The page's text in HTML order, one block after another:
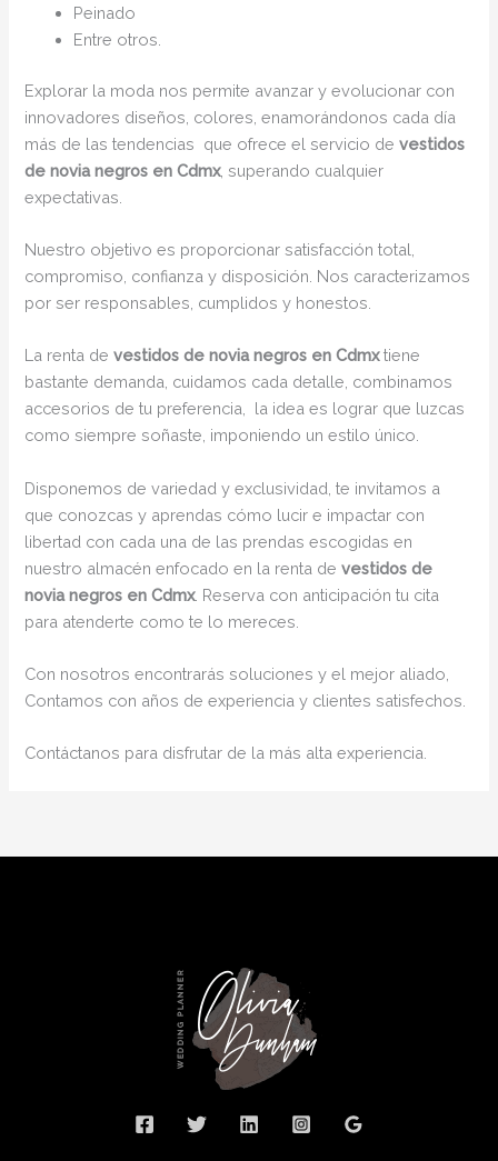
Peinado
Entre otros.
Explorar la moda nos permite avanzar y evolucionar con
innovadores diseños, colores, enamorándonos cada día
más de las tendencias que ofrece el servicio devestidos
de novia negros en Cdmx, superando cualquier
expectativas.
Nuestro objetivo es proporcionar satisfacción total,
compromiso, confianza y disposición. Nos caracterizamos
por ser responsables, cumplidos y honestos.
La renta devestidos de novia negros en Cdmxtiene
bastante demanda, cuidamos cada detalle, combinamos
accesorios de tu preferencia, la idea es lograr que luzcas
como siempre soñaste, imponiendo un estilo único.
Disponemos de variedad y exclusividad, te invitamos a
que conozcas y aprendas cómo lucir e impactar con
libertad con cada una de las prendas escogidas en
nuestro almacén enfocado en la renta devestidos de
novia negros en Cdmx. Reserva con anticipación tu cita
para atenderte como te lo mereces.
Con nosotros encontrarás soluciones y el mejor aliado,
Contamos con años de experiencia y clientes satisfechos.
Contáctanos para disfrutar de la más alta experiencia.